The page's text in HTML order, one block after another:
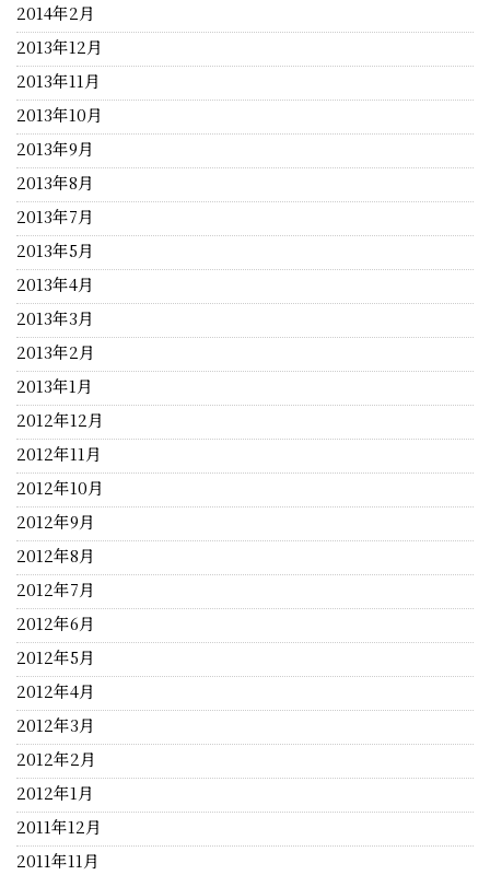
2014年2月
2013年12月
2013年11月
2013年10月
2013年9月
2013年8月
2013年7月
2013年5月
2013年4月
2013年3月
2013年2月
2013年1月
2012年12月
2012年11月
2012年10月
2012年9月
2012年8月
2012年7月
2012年6月
2012年5月
2012年4月
2012年3月
2012年2月
2012年1月
2011年12月
2011年11月